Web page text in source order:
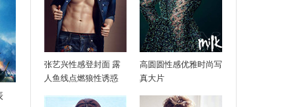
张艺兴性感登封面 露
人鱼线点燃狼性诱惑
高圆圆性感优雅时尚写
真大片